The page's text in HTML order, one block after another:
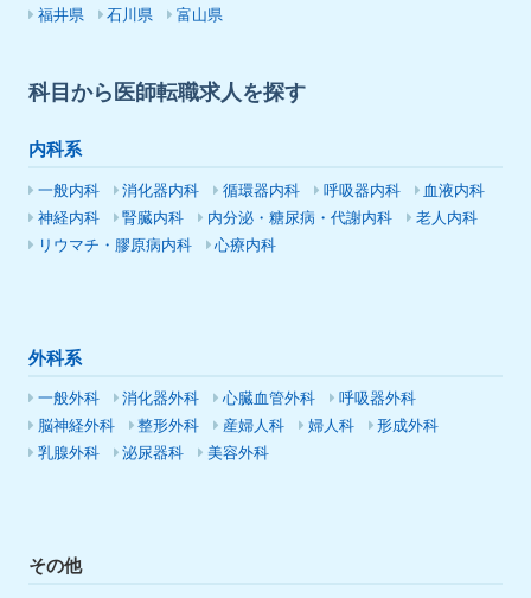
福井県 石川県 富山県
科目から医師転職求人を探す
内科系
一般内科 消化器内科 循環器内科 呼吸器内科
血液内科
神経内科
腎臓内科 内分泌・糖尿病・代謝内科
老人内科
リウマチ・膠原病内科
心療内科
外科系
一般外科 消化器外科 心臓血管外科
呼吸器外科
脳神経外科
整形外科 産婦人科 婦人科
形成外科
乳腺外科
泌尿器科 美容外科
その他